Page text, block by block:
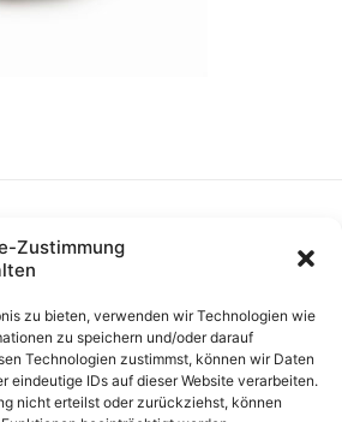
Zustimmung
zu bieten, verwenden wir Technologien wie
zu speichern und/oder darauf
Technologien zustimmst, können wir Daten
eindeutige IDs auf dieser Website verarbeiten.
nicht erteilst oder zurückziehst, können